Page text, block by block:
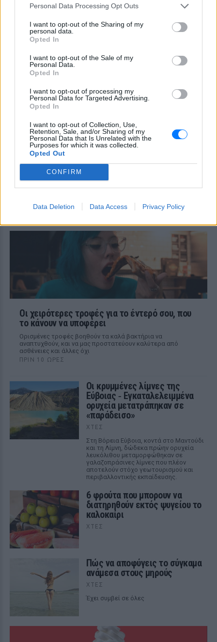
Personal Data Processing Opt Outs
I want to opt-out of the Sharing of my
personal data.
Opted In
I want to opt-out of the Sale of my
Personal Data.
Opted In
I want to opt-out of processing my
Personal Data for Targeted Advertising.
Opted In
I want to opt-out of Collection, Use,
Retention, Sale, and/or Sharing of my
Personal Data that Is Unrelated with the
Purposes for which it was collected.
Opted Out
CONFIRM
Data Deletion Data Access Privacy Policy
κουταλιά και τα scrambled
Το στραγγιστό γιαούρτι αλλάζει την υφή
Η νέα σχέση δεν έχει
συγκατοίκηση – Και η Charlize
ΠΡΙΝ 10 ΏΡΕΣ
«Δεν νομίζω ότι μπορώ να ξαναζήσω με
κάποιον» – Η εξομολόγηση της ηθοποιού
Πότε σου χτυπάει καμπανάκι ο
δεν πρέπει να αγνοήσεις
Ο θυρεοειδής χτυπάει πολλές γυναίκες
Οι χειρότερες τροφές για το έντερό σου, που
το κάνουν να υποφέρει
Ορισμένες τροφές βοηθούν τα καλά βακτήρια να
αναπτυχθούν, και να μας προστατεύουν καλύτερα από
ασθένειες και άλλες όχι
ΠΡΙΝ 10 ΏΡΕΣ
Οι κρυμμένες λίμνες της
Εύβοιας ‑ Εγκαταλελειμμένα
ορυχεία μετατράπηκαν σε
«παράδεισο»
ΧΤΕΣ
Στη Βόρεια Εύβοια, κοντά στο Μαντούδι
και τη Λίμνη, δώδεκα πρώην ορυχεία
λευκόλιθου μεταμορφώθηκαν σε
γαλαζοπράσινες λίμνες που πλέον
αποτελούν στόχο γεωτουρισμού και
περιβαλλοντικής εκπαίδευσης.
6 φρούτα που μπορουν να
διατηρηθούν εκτός ψυγείου το
καλοκαίρι
ΧΤΕΣ
Πώς να αποφύγεις το σύγκαμα
ανάμεσα στους μηρούς
ΧΤΕΣ
Έχει συμβεί σε όλες